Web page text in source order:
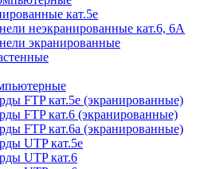
кат.5е
неэкранированные кат.6, 6А
экранированные
FTP кат.5е (экранированные)
FTP кат.6 (экранированные)
FTP кат.6а (экранированные)
UTP кат.5е
UTP кат.6